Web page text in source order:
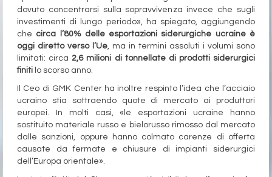
dovuto concentrarsi sulla sopravvivenza invece che sugli
investimenti di lungo periodo», ha spiegato, aggiungendo
che circa l’80% delle esportazioni siderurgiche ucraine è
oggi diretto verso l’Ue, ma in termini assoluti i volumi sono
limitati: circa 2,6 milioni di tonnellate di prodotti siderurgici
finiti lo scorso anno.
Il Ceo di GMK Center ha inoltre respinto l’idea che l’acciaio
ucraino stia sottraendo quote di mercato ai produttori
europei. In molti casi, «le esportazioni ucraine hanno
sostituito materiale russo e bielorusso rimosso dal mercato
dalle sanzioni, oppure hanno colmato carenze di offerta
causate da fermate e chiusure di impianti siderurgici
dell’Europa orientale».